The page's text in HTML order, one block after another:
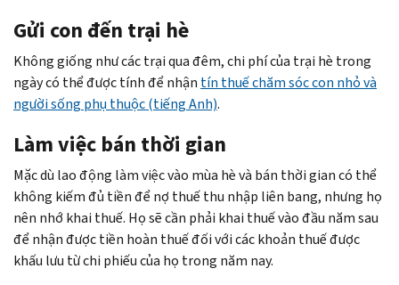
Gửi con đến trại hè
Không giống như các trại qua đêm, chi phí của trại hè trong
ngày có thể được tính để nhận tín thuế chăm sóc con nhỏ và
người sống phụ thuộc (tiếng Anh).
Làm việc bán thời gian
Mặc dù lao động làm việc vào mùa hè và bán thời gian có thể
không kiếm đủ tiền để nợ thuế thu nhập liên bang, nhưng họ
nên nhớ khai thuế. Họ sẽ cần phải khai thuế vào đầu năm sau
để nhận được tiền hoàn thuế đối với các khoản thuế được
khấu lưu từ chi phiếu của họ trong năm nay.